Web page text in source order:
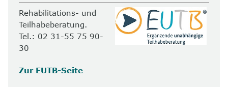
Rehabilitations- und
Teilhabeberatung.
Tel.: 02 31-55 75 90-
30
Zur EUTB-Seite